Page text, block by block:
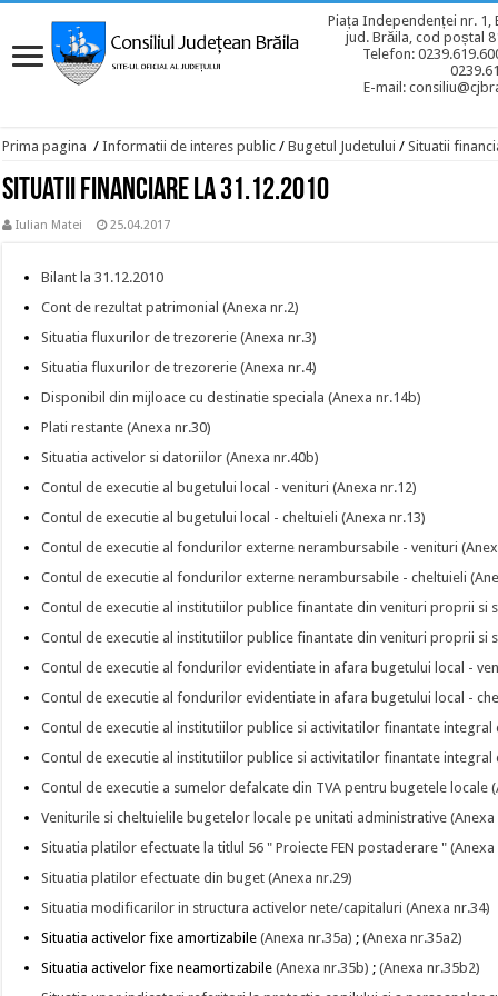
Piața Independenței nr. 1,
jud. Brăila, cod poștal
Telefon:
E-mail:
Prima pagina / Informatii de interes public / Bugetul Judetului / Situatii
Situatii financiare la 31.12.2010
Iulian Matei 25.04.2017
Bilant la 31.12.2010
Cont de rezultat patrimonial (Anexa nr.2)
Situatia fluxurilor de trezorerie (Anexa nr.3)
Situatia fluxurilor de trezorerie (Anexa nr.4)
Disponibil din mijloace cu destinatie speciala (Anexa nr.14b)
Plati restante (Anexa nr.30)
Situatia activelor si datoriilor (Anexa nr.40b)
Contul de executie al bugetului local - venituri (Anexa nr.12)
Contul de executie al bugetului local - cheltuieli (Anexa nr.13)
Contul de executie al fondurilor externe nerambursabile - venituri
Contul de executie al fondurilor externe nerambursabile - cheltuieli
Contul de executie al institutiilor publice finantate din venituri proprii si
Contul de executie al institutiilor publice finantate din venituri proprii si
Contul de executie al fondurilor evidentiate in afara bugetului local -
Contul de executie al fondurilor evidentiate in afara bugetului local -
Contul de executie al institutiilor publice si activitatilor finantate
Contul de executie al institutiilor publice si activitatilor finantate
Contul de executie a sumelor defalcate din TVA pentru bugetele locale
Veniturile si cheltuielile bugetelor locale pe unitati administrative (Anexa
Situatia platilor efectuate la titlul 56 " Proiecte FEN postaderare " (Anexa
Situatia platilor efectuate din buget (Anexa nr.29)
Situatia modificarilor in structura activelor nete/capitaluri (Anexa nr.34)
Situatia activelor fixe amortizabile(Anexa nr.35a) ;(Anexa nr.35a2)
Situatia activelor fixe neamortizabile(Anexa nr.35b) ;(Anexa nr.35b2)